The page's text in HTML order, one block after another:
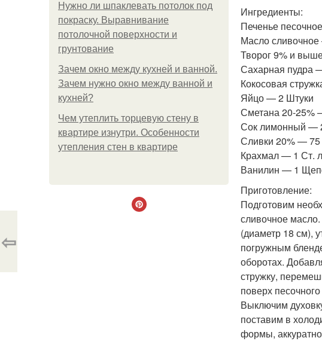
Нужно ли шпаклевать потолок под
покраску. Выравнивание
потолочной поверхности и
грунтование
Зачем окно между кухней и ванной.
Зачем нужно окно между ванной и
кухней?
Чем утеплить торцевую стену в
квартире изнутри. Особенности
утепления стен в квартире
Ингредиенты:
Печенье
Масло
Творог 9% и
Сахарная пудра
Кокосовая
Яйцо — 2 Штуки
Сметана 20-25%
Сок лимонный —
Сливки 20% —
Крахмал — 1 Ст.
Ванилин — 1
Приготовление:
Подготовим
сливочное
(диаметр 18 см),
погружным
оборотах.
стружку,
поверх
Выключим
поставим в
формы,
⇦